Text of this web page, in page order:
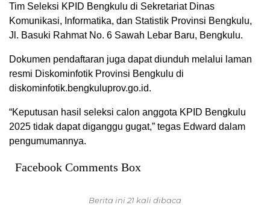
Tim Seleksi KPID Bengkulu di Sekretariat Dinas
Komunikasi, Informatika, dan Statistik Provinsi Bengkulu,
Jl. Basuki Rahmat No. 6 Sawah Lebar Baru, Bengkulu.
Dokumen pendaftaran juga dapat diunduh melalui laman
resmi Diskominfotik Provinsi Bengkulu di
diskominfotik.bengkuluprov.go.id.
“Keputusan hasil seleksi calon anggota KPID Bengkulu
2025 tidak dapat diganggu gugat,” tegas Edward dalam
pengumumannya.
Facebook Comments Box
Berita ini 21 kali dibaca